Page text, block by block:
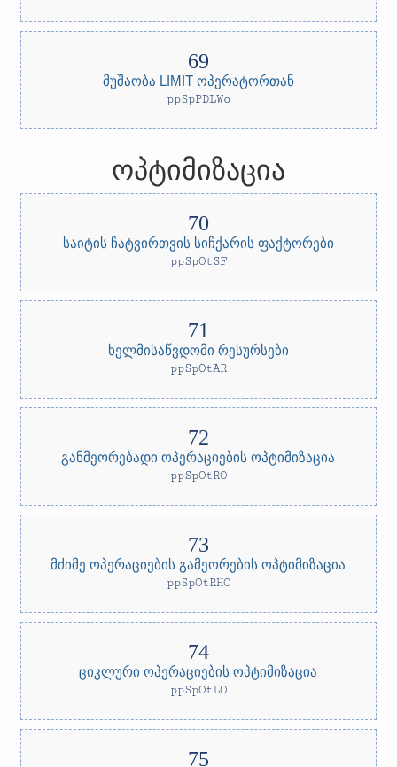
მუშაობა LIMIT ოპერატორთან
ppSpPDLWo
ოპტიმიზაცია
საიტის ჩატვირთვის სიჩქარის ფაქტორები
ppSpOtSF
ხელმისაწვდომი რესურსები
ppSpOtAR
განმეორებადი ოპერაციების ოპტიმიზაცია
ppSpOtRO
მძიმე ოპერაციების გამეორების ოპტიმიზაცია
ppSpOtRHO
ციკლური ოპერაციების ოპტიმიზაცია
ppSpOtLO